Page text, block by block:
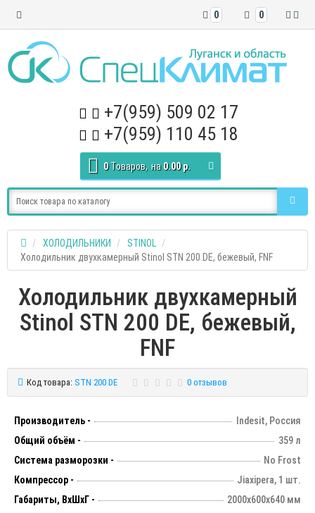
0
0
+7(959) 509 02 17
+7(959) 110 45 18
0 Tоваров, на 0.00 р.
ХОЛОДИЛЬНИКИ
STINOL
Холодильник двухкамерный Stinol STN 200 DE, бежевый, FNF
Холодильник двухкамерный
Stinol STN 200 DE, бежевый,
FNF
Код товара: STN 200 DE 0 отзывов
Производитель -
Indesit, Россия
Общий объём -
359 л
Система разморозки -
No Frost
Компрессор -
Jiaxipera, 1 шт.
Габариты, ВхШхГ -
2000х600х640 мм